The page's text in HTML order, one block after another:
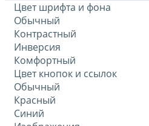
Цвет шрифта и фона
Обычный
Контрастный
Инверсия
Комфортный
Цвет кнопок и ссылок
Обычный
Красный
Синий